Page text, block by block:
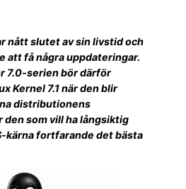
nått slutet av sin livstid och
att få några uppdateringar.
7.0-serien bör därför
Kernel 7.1 när den blir
distributionens
den som vill ha långsiktig
kärna fortfarande det bästa